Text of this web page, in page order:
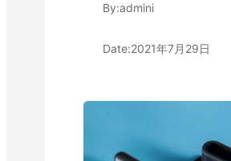
By:admini
Date:2021年7月29日